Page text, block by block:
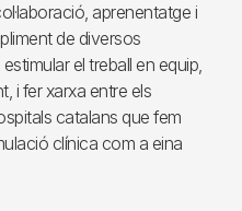
aprenentatge i
de diversos
el treball en equip,
i fer xarxa entre els
catalans que fem
clínica com a eina